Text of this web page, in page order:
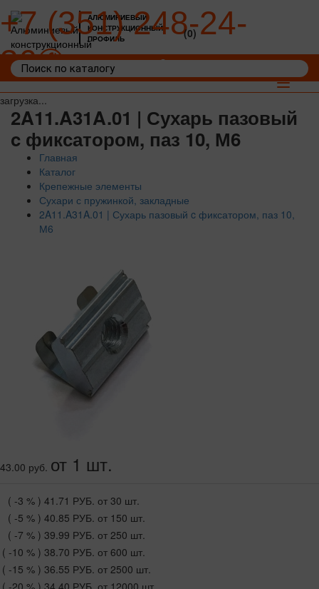
загрузка...
АЛЮМИНИЕВЫЙ
КОНСТРУКЦИОННЫЙ
ПРОФИЛЬ
+7 (351) 248-24-
36
(0)
Toggle
2A11.A31A.01 | Сухарь пазовый
c фиксатором, паз 10, М6
Главная
Каталог
Крепежные элементы
Сухари с пружинкой, закладные
2A11.A31A.01 | Сухарь пазовый c фиксатором, паз 10,
М6
43.00 руб. от 1 шт.
( -3 % ) 41.71 РУБ. от 30 шт.
( -5 % ) 40.85 РУБ. от 150 шт.
( -7 % ) 39.99 РУБ. от 250 шт.
( -10 % ) 38.70 РУБ. от 600 шт.
( -15 % ) 36.55 РУБ. от 2500 шт.
( -20 % ) 34.40 РУБ. от 12000 шт.